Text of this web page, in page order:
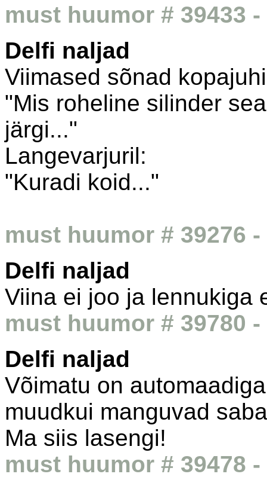
must huumor # 39433 -
Delfi naljad
Viimased sõnad
"Mis roheline silinder
järgi..."
Langevarjuril:
"Kuradi koid..."
must huumor # 39276 -
Delfi naljad
Viina ei joo ja lennukiga
must huumor # 39780 -
Delfi naljad
Võimatu on
muudkui manguvad
Ma siis lasengi!
must huumor # 39478 -